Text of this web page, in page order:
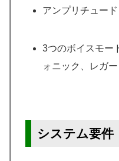
アンプリチュー
3つのボイスモー
ォニック、レガー
システム要件